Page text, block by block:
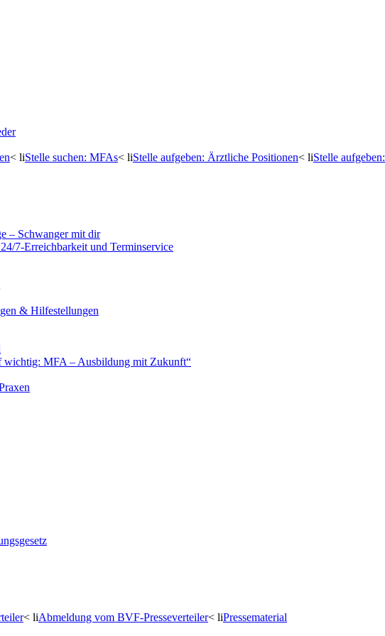
< liStelle suchen: MFAs< liStelle aufgeben: Ärztliche Positionen< liStelle
– Schwanger mit dir
7-Erreichbarkeit und Terminservice
& Hilfestellungen
MFA – Ausbildung mit Zukunft“
< liAbmeldung vom BVF-Presseverteiler< liPressematerial